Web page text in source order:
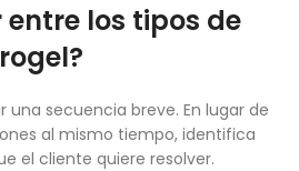
entre los tipos de
una secuencia breve. En lugar de
al mismo tiempo, identifica
el cliente quiere resolver.